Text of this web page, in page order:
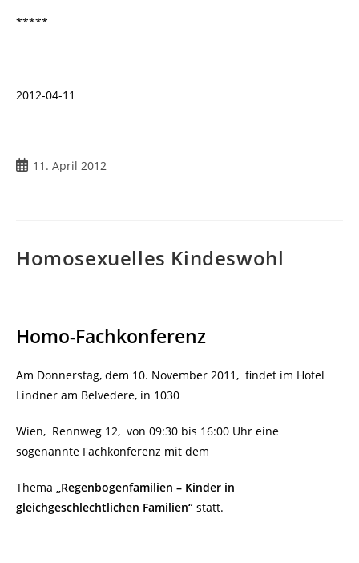
*****
2012-04-11
Beitrag11. April 2012
Homosexuelles Kindeswohl
Homo-Fachkonferenz
Am Donnerstag, dem 10. November 2011, findet im Hotel
Lindner am Belvedere, in 1030
Wien, Rennweg 12, von 09:30 bis 16:00 Uhr eine
sogenannte Fachkonferenz mit dem
Thema „Regenbogenfamilien – Kinder in
gleichgeschlechtlichen Familien“ statt.